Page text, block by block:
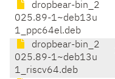
dropbear-bin_2
025.89-1~deb13u
1_ppc64el.deb
dropbear-bin_2
025.89-1~deb13u
1_riscv64.deb